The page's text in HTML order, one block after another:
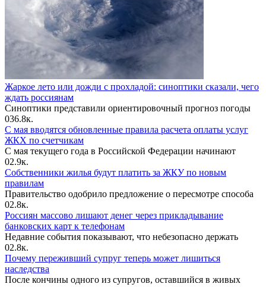
Жаркое лето или дожди с прохладой: синоптики сказали, чего
ждать россиянам
Синоптики представили ориентировочный прогноз погоды
036.8к.
С мая вводятся обновленные правила расчета оплаты услуг
ЖКХ по счетчикам
С мая текущего года в Российской Федерации начинают
02.9к.
Собственники жилья будут платить за ЖКУ по новым
правилам
Правительство одобрило предложение о пересмотре способа
02.8к.
Россиян массово лишают денег через прикладывание
банковских карт к телефонам
Недавние события показывают, что небезопасно держать
02.8к.
Почему переживший супруг теперь может лишиться
наследства
После кончины одного из супругов, оставшийся в живых